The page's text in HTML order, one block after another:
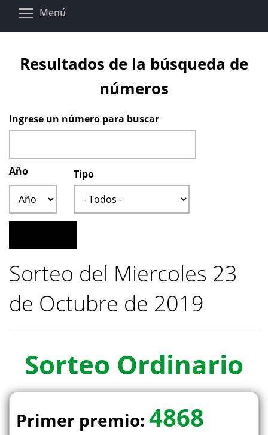
Pasar
Menú
Resultados de la búsqueda de
números
Ingrese un número para buscar
Año
Tipo
Sorteo del Miercoles 23
de Octubre de 2019
Sorteo Ordinario
Primer premio: 4868